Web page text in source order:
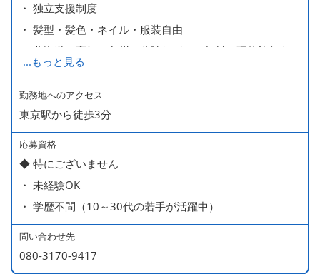
・ 独立支援制度
・ 髪型・髪色・ネイル・服装自由
・ 北海道や高知、九州、北陸などへの無料の研修旅行あり
ます
・ 無料の美味しい まかない食 あり
...もっと見る
勤務地へのアクセス
東京駅から徒歩3分
応募資格
◆ 特にございません
・ 未経験OK
・ 学歴不問（10～30代の若手が活躍中）
問い合わせ先
080-3170-9417